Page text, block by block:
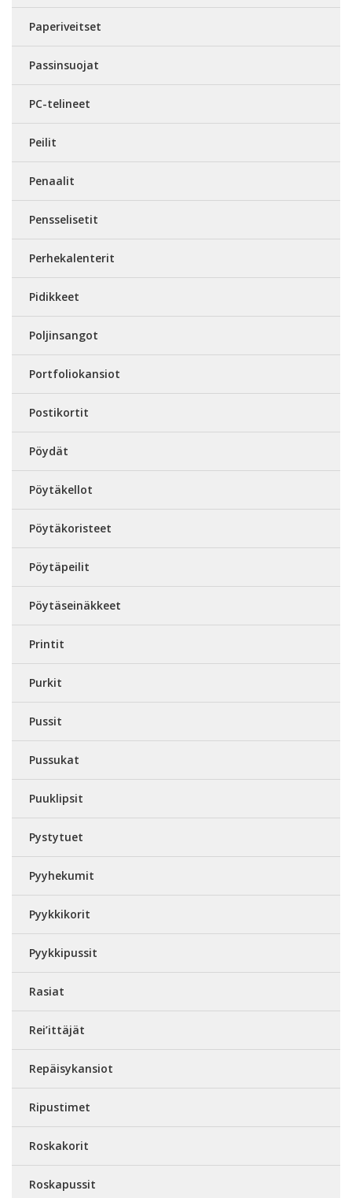
Paperiveitset
Passinsuojat
PC-telineet
Peilit
Penaalit
Pensselisetit
Perhekalenterit
Pidikkeet
Poljinsangot
Portfoliokansiot
Postikortit
Pöydät
Pöytäkellot
Pöytäkoristeet
Pöytäpeilit
Pöytäseinäkkeet
Printit
Purkit
Pussit
Pussukat
Puuklipsit
Pystytuet
Pyyhekumit
Pyykkikorit
Pyykkipussit
Rasiat
Rei’ittäjät
Repäisykansiot
Ripustimet
Roskakorit
Roskapussit